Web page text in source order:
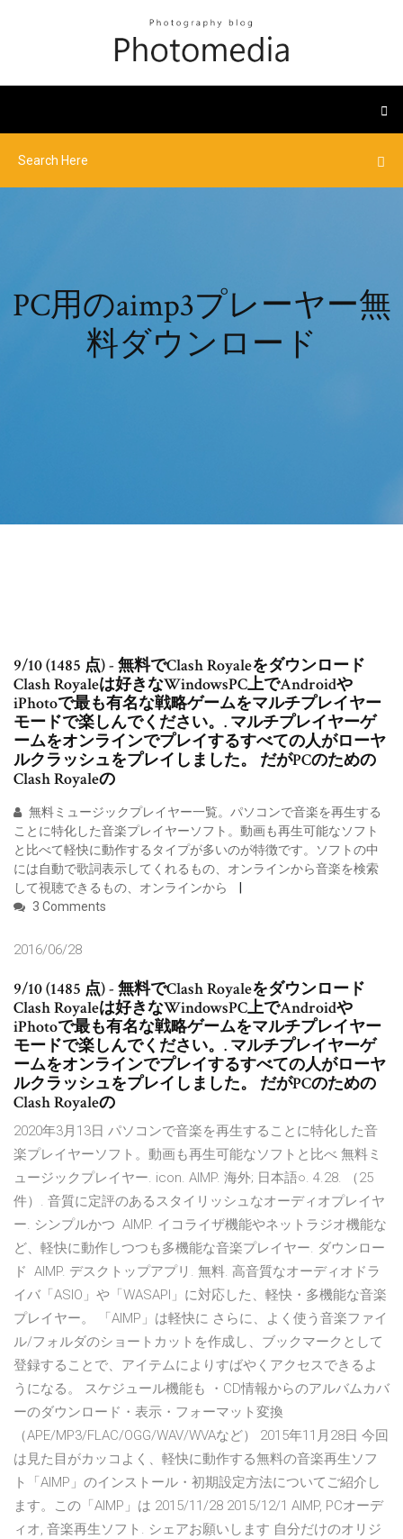
PC用のaimp3プレーヤー無
料ダウンロード
9/10 (1485 点) - 無料でClash Royaleをダウンロード
Clash Royaleは好きなWindowsPC上でAndroidや
iPhotoで最も有名な戦略ゲームをマルチプレイヤー
モードで楽しんでください。. マルチプレイヤーゲ
ームをオンラインでプレイするすべての人がローヤ
ルクラッシュをプレイしました。 だがPCのための
Clash Royaleの
無料ミュージックプレイヤー一覧。パソコンで音楽を再生する
ことに特化した音楽プレイヤーソフト。動画も再生可能なソフト
と比べて軽快に動作するタイプが多いのが特徴です。ソフトの中
には自動で歌詞表示してくれるもの、オンラインから音楽を検索
して視聴できるもの、オンラインから
3 Comments
2016/06/28
9/10 (1485 点) - 無料でClash Royaleをダウンロード
Clash Royaleは好きなWindowsPC上でAndroidや
iPhotoで最も有名な戦略ゲームをマルチプレイヤー
モードで楽しんでください。. マルチプレイヤーゲ
ームをオンラインでプレイするすべての人がローヤ
ルクラッシュをプレイしました。 だがPCのための
Clash Royaleの
2020年3月13日 パソコンで音楽を再生することに特化した音
楽プレイヤーソフト。動画も再生可能なソフトと比べ 無料ミ
ュージックプレイヤー. icon. AIMP. 海外; 日本語○. 4.28. （25
件）. 音質に定評のあるスタイリッシュなオーディオプレイヤ
ー. シンプルかつ AIMP. イコライザ機能やネットラジオ機能な
ど、軽快に動作しつつも多機能な音楽プレイヤー. ダウンロー
ド AIMP. デスクトップアプリ. 無料. 高音質なオーディオドラ
イバ「ASIO」や「WASAPI」に対応した、軽快・多機能な音楽
プレイヤー。 「AIMP」は軽快に さらに、よく使う音楽ファイ
ル/フォルダのショートカットを作成し、ブックマークとして
登録することで、アイテムによりすばやくアクセスできるよ
うになる。 スケジュール機能も ・CD情報からのアルバムカバ
ーのダウンロード・表示・フォーマット変換
（APE/MP3/FLAC/OGG/WAV/WVAなど） 2015年11月28日 今回
は見た目がカッコよく、軽快に動作する無料の音楽再生ソフ
ト「AIMP」のインストール・初期設定方法についてご紹介し
ます。この「AIMP」は 2015/11/28 2015/12/1 AIMP, PCオーデ
ィオ, 音楽再生ソフト. シェアお願いします 自分だけのオリジ